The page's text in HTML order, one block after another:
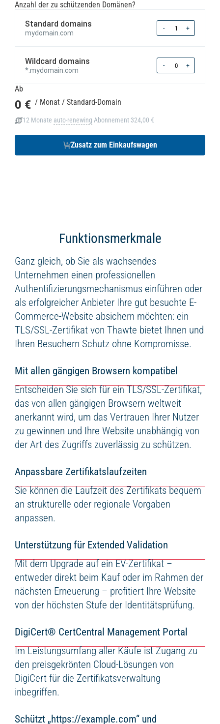
Anzahl der zu schützenden Domänen?
Standard domains
mydomain.com
- +
Wildcard domains
*.mydomain.com
- +
Ab
0 € / Monat / Standard-Domain
12 Monate auto-renewing Abonnement 324,00 €
Zusatz zum Einkaufswagen
Funktionsmerkmale
Ganz gleich, ob Sie als wachsendes
Unternehmen einen professionellen
Authentifizierungsmechanismus einführen oder
als erfolgreicher Anbieter Ihre gut besuchte E-
Commerce-Website absichern möchten: ein
TLS/SSL-Zertifikat von Thawte bietet Ihnen und
Ihren Besuchern Schutz ohne Kompromisse.
Mit allen gängigen Browsern kompatibel
Entscheiden Sie sich für ein TLS/SSL-Zertifikat,
das von allen gängigen Browsern weltweit
anerkannt wird, um das Vertrauen Ihrer Nutzer
zu gewinnen und Ihre Website unabhängig von
der Art des Zugriffs zuverlässig zu schützen.
Anpassbare Zertifikatslaufzeiten
Sie können die Laufzeit des Zertifikats bequem
an strukturelle oder regionale Vorgaben
anpassen.
Unterstützung für Extended Validation
Mit dem Upgrade auf ein EV-Zertifikat –
entweder direkt beim Kauf oder im Rahmen der
nächsten Erneuerung – profitiert Ihre Website
von der höchsten Stufe der Identitätsprüfung.
DigiCert® CertCentral Management Portal
Im Leistungsumfang aller Käufe ist Zugang zu
den preisgekrönten Cloud-Lösungen von
DigiCert für die Zertifikatsverwaltung
inbegriffen.
Schützt „https://example.com“ und